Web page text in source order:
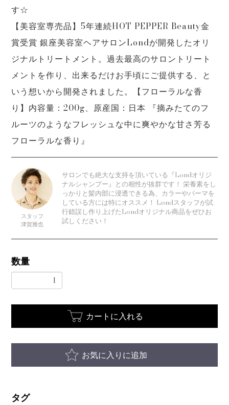
す☆
【美容室専売品】5年連続HOT PEPPER Beauty金
賞受賞 銀座美容室ヘアサロンLondが開発したオリ
ジナルトリートメント。過去最高のサロントリート
メントを作り、出来るだけお手頃にご提供する、と
いう想いから開発されました。【フローラルな香
り】内容量：200g、原産国：日本 『摘みたてのフ
ルーツのようなフレッシュな中に爽やかな甘さ芳る
フローラルな香り』
スタッフ
津賀雅也
サロンでも絶大な支持を頂いている『Londオリジ
ナルシャンプー』との相性が抜群です！ 栄養素をし
っかりと髪内部に浸透できる為、カラーやパーマを
している方には特にオススメ！ Londスタッフが試
行錯誤し作り上げたLondオリジナル商品をぜひお
試しください！
数量
カートに入れる
お気に入りに追加
タグ